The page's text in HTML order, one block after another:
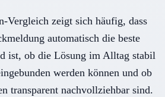
Vergleich zeigt sich häufig, dass
automatisch die beste
ist, ob die Lösung im Alltag stabil
werden können und ob
transparent nachvollziehbar sind.